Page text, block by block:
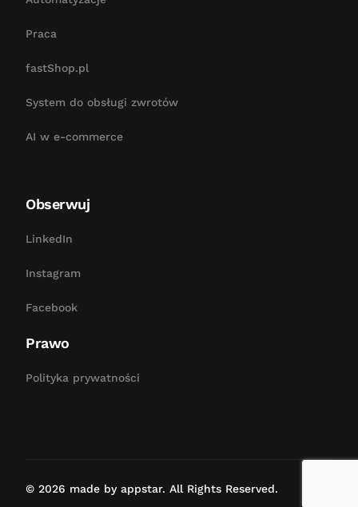
Praca
fastShop.pl
System do obsługi zwrotów
AI w e-commerce
Obserwuj
LinkedIn
Instagram
Facebook
Prawo
Polityka prywatności
© 2026 made by appstar. All Rights Reserved.